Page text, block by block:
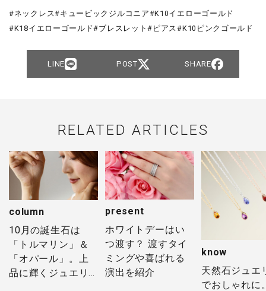
ネックレス キュービックジルコニア
K10イエローゴールド
K18イエローゴールド
ブレスレット ピアス K10ピンクゴールド
LINE POST SHARE
RELATED ARTICLES
column
10月の誕生石は
「トルマリン」＆
「オパール」。上
品に輝くジュエリ
present
ホワイトデーはい
つ渡す？ 渡すタイ
ミングや喜ばれる
演出を紹介
know
天然石ジュエ
でおしゃれに